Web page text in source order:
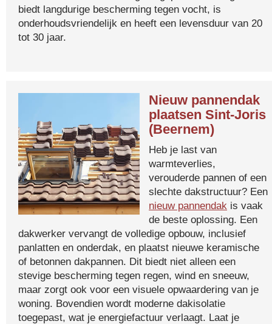
biedt langdurige bescherming tegen vocht, is
onderhoudsvriendelijk en heeft een levensduur van 20
tot 30 jaar.
Nieuw pannendak
plaatsen Sint-Joris
(Beernem)
Heb je last van
warmteverlies,
verouderde pannen of een
slechte dakstructuur? Een
nieuw pannendak is vaak
de beste oplossing. Een
dakwerker vervangt de volledige opbouw, inclusief
panlatten en onderdak, en plaatst nieuwe keramische
of betonnen dakpannen. Dit biedt niet alleen een
stevige bescherming tegen regen, wind en sneeuw,
maar zorgt ook voor een visuele opwaardering van je
woning. Bovendien wordt moderne dakisolatie
toegepast, wat je energiefactuur verlaagt. Laat je